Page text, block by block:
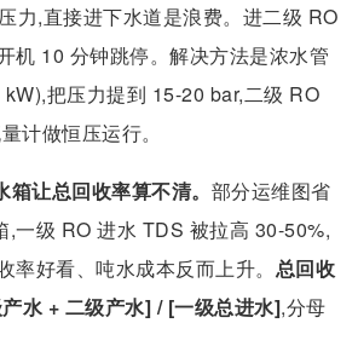
力,直接进下水道是浪费。进二级 RO
机 10 分钟跳停。解决方法是浓水管
kW),把压力提到 15-20 bar,二级 RO
计做恒压运行。
让总回收率算不清。 部分运维图省
,一级 RO 进水 TDS 被拉高 30-50%,
率好看、吨水成本反而上升。 总回收
水 + 二级产水] / [一级总进水],分母